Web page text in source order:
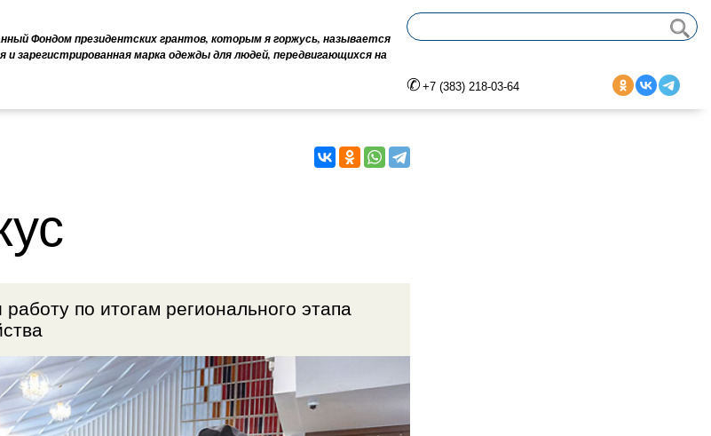
Фондом президентских грантов, которым я горжусь, называется
и зарегистрированная марка одежды для людей, передвигающихся на
+7 (383) 218-03-64
по итогам регионального этапа